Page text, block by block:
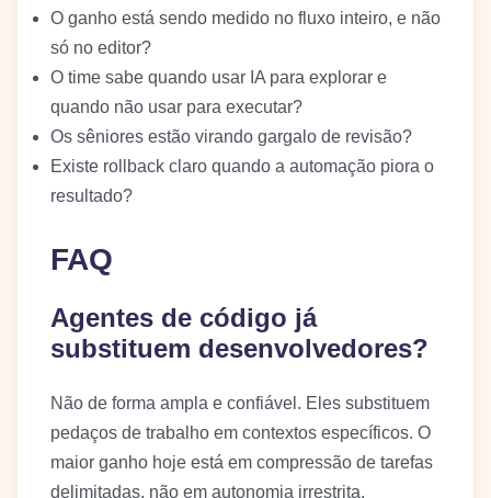
O ganho está sendo medido no fluxo inteiro, e não
só no editor?
O time sabe quando usar IA para explorar e
quando não usar para executar?
Os sêniores estão virando gargalo de revisão?
Existe rollback claro quando a automação piora o
resultado?
FAQ
Agentes de código já
substituem desenvolvedores?
Não de forma ampla e confiável. Eles substituem
pedaços de trabalho em contextos específicos. O
maior ganho hoje está em compressão de tarefas
delimitadas, não em autonomia irrestrita.